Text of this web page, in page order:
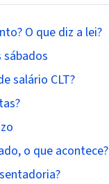
O que diz a lei?
salário CLT?
o que acontece?